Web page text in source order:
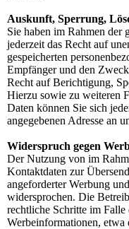
Auskunft, Sperrung,
Sie haben im Rahmen der
jederzeit das Recht auf
gespeicherten
Empfänger und den
Recht auf Berichtigung,
Hierzu sowie zu weiteren
Daten können Sie sich
angegebenen Adresse an
Widerspruch gegen
Der Nutzung von im
Kontaktdaten zur
angeforderter Werbung
widersprochen. Die
rechtliche Schritte im
Werbeinformationen,